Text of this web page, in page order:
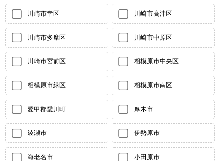
川崎市幸区 川崎市高津区
川崎市多摩区 川崎市中原区
川崎市宮前区 相模原市中央区
相模原市緑区 相模原市南区
愛甲郡愛川町 厚木市
綾瀬市 伊勢原市
海老名市 小田原市